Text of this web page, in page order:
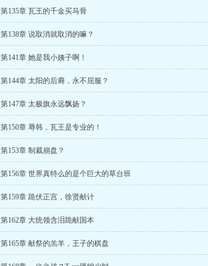
第135章 瓦王的千金买马骨
第138章 说取消就取消的嘛？
第141章 她是我小姨子啊！
第144章 太阳的后裔，永不屈服？
第147章 太极旗永远飘扬？
第150章 辱韩，瓦王是专业的！
第153章 制裁崩盘？
第156章 世界真特么的是个巨大的草台班
第159章 跪伏正宫，徐贤献计
第162章 大统领含泪跪献国本
第165章 献祭的羔羊，王子的棋盘